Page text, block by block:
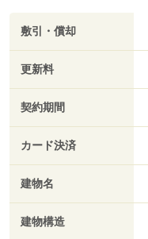
敷引・償却
更新料
契約期間
カード決済
建物名
建物構造